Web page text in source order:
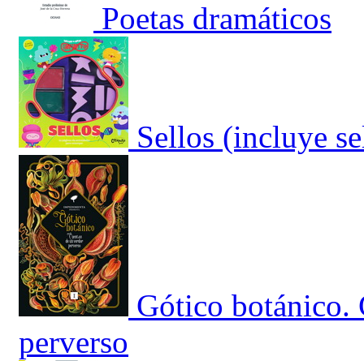
Poetas dramáticos
Sellos (incluye
Gótico botánico.
perverso